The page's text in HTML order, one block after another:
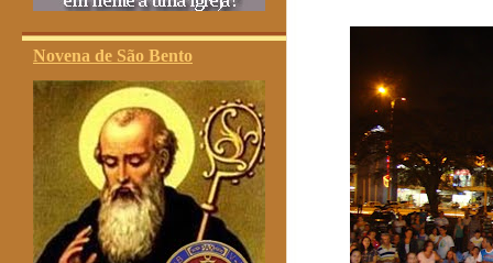
Novena de São Bento